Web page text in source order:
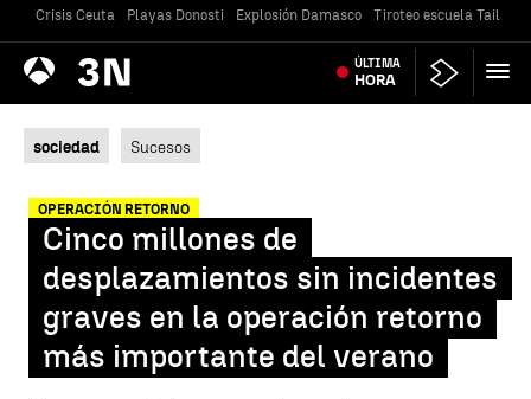
Crisis Ceuta Playas Donosti Explosión Damasco Tiroteo escuela
Antena
3 Noticias ÚLTIMA
HORA
sociedad Sucesos
OPERACIÓN RETORNO
Cinco millones de
desplazamientos sin incidentes
graves en la operación retorno
más importante del verano